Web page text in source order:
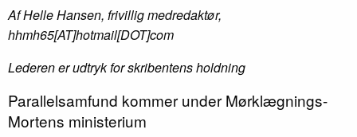
Af Helle Hansen, frivillig medredaktør,
hhmh65[AT]hotmail[DOT]com
Lederen er udtryk for skribentens holdning
Parallelsamfund kommer under Mørklægnings-
Mortens ministerium